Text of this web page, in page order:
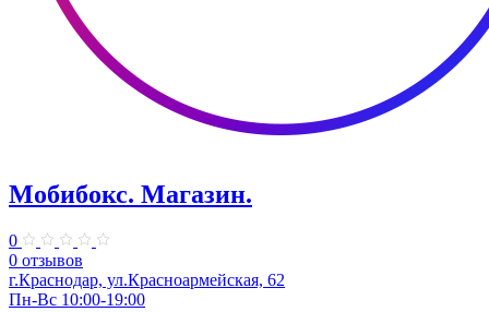
Мобибокс. Магазин.
0
0 отзывов
г.Краснодар, ул.Красноармейская, 62
Пн-Вс 10:00-19:00